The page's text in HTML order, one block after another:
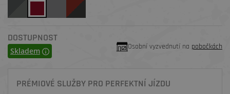
DOSTUPNOST
Skladem Osobní vyzvednutí na pobočkách
PRÉMIOVÉ SLUŽBY PRO PERFEKTNÍ JÍZDU